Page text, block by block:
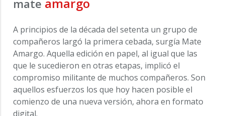
mate amargo
A principios de la década del setenta un grupo de
compañeros largó la primera cebada, surgía Mate
Amargo. Aquella edición en papel, al igual que las
que le sucedieron en otras etapas, implicó el
compromiso militante de muchos compañeros. Son
aquellos esfuerzos los que hoy hacen posible el
comienzo de una nueva versión, ahora en formato
digital.